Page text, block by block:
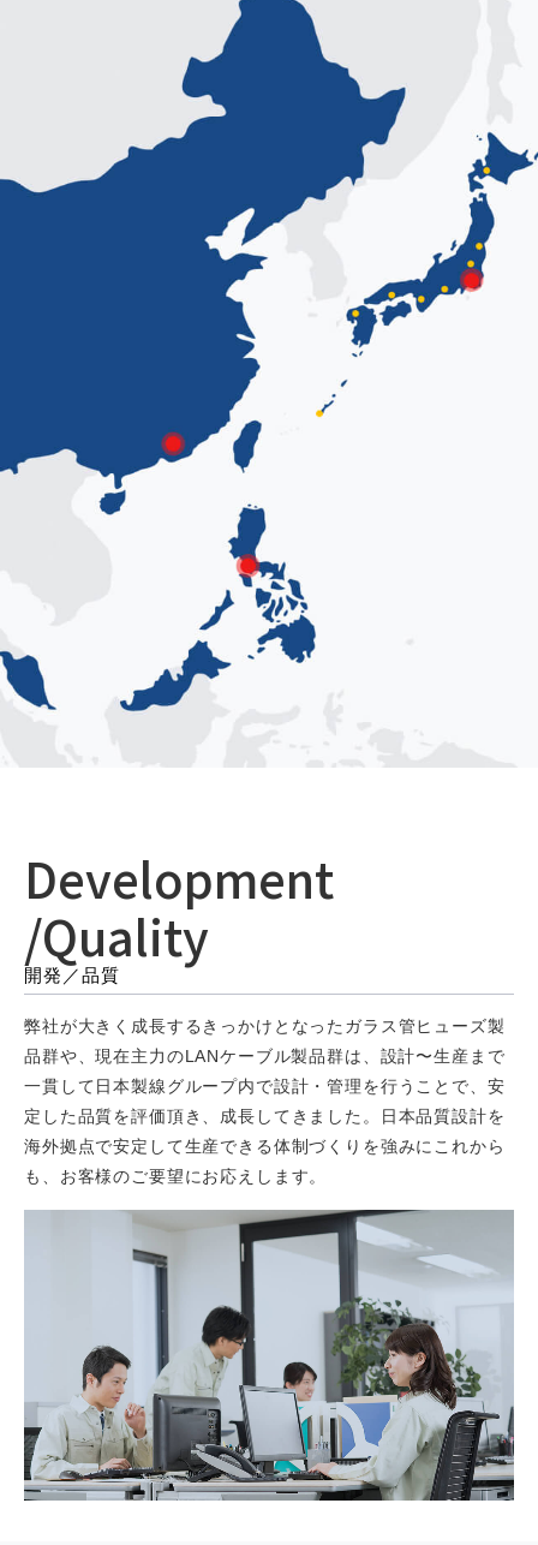
Development
/Quality
開発／品質
弊社が大きく成長するきっかけとなったガラス管ヒューズ製
品群や、現在主力のLANケーブル製品群は、設計〜生産まで
一貫して日本製線グループ内で設計・管理を行うことで、安
定した品質を評価頂き、成長してきました。日本品質設計を
海外拠点で安定して生産できる体制づくりを強みにこれから
も、お客様のご要望にお応えします。